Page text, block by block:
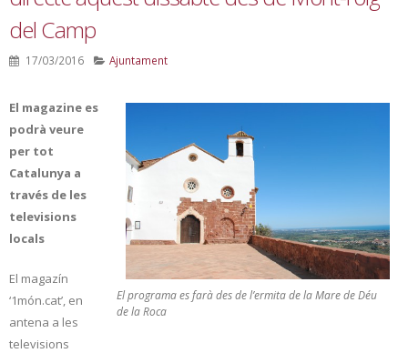
del Camp
17/03/2016 Ajuntament
El programa es farà des de l’ermita de la Mare de Déu
de la Roca
El magazine es
podrà veure
per tot
Catalunya a
través de les
televisions
locals
El magazín
‘1món.cat’, en
antena a les
televisions